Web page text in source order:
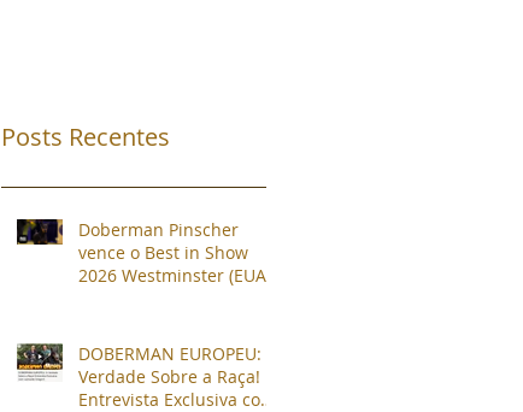
Posts Recentes
Doberman Pinscher
vence o Best in Show
2026 Westminster (EUA) !
DOBERMAN EUROPEU: A
Verdade Sobre a Raça!
Entrevista Exclusiva com